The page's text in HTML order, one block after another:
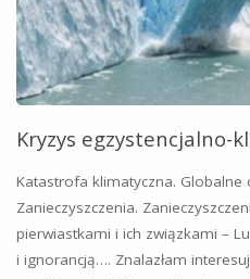
Kryzys egzystencjalno-
Katastrofa klimatyczna. Globalne
Zanieczyszczenia.
pierwiastkami i ich związkami –
i ignorancją…. Znalazłam